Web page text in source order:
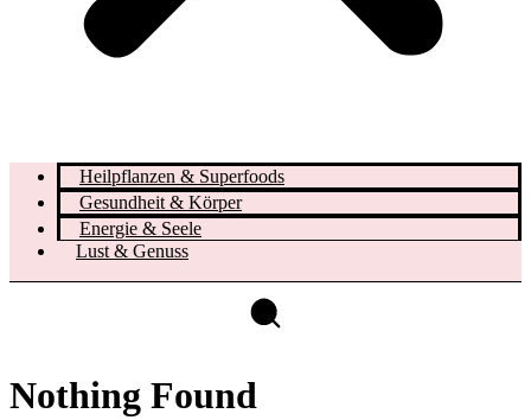
Heilpflanzen & Superfoods
Gesundheit & Körper
Energie & Seele
Lust & Genuss
Nothing Found